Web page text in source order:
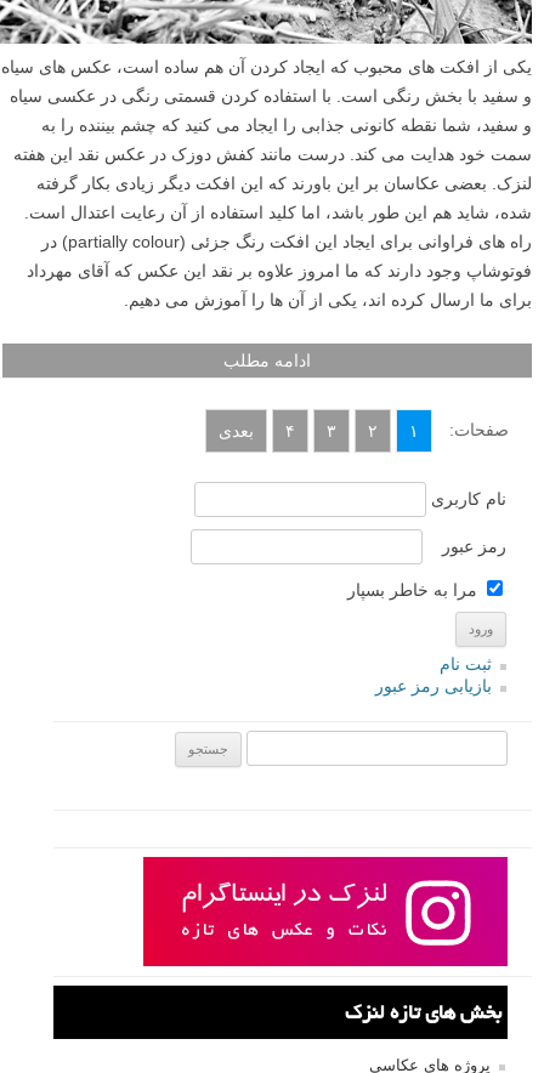
یکی از افکت های محبوب که ایجاد کردن آن هم ساده است، عکس های سیاه
و سفید با بخش رنگی است. با استفاده کردن قسمتی رنگی در عکسی سیاه
و سفید، شما نقطه کانونی جذابی را ایجاد می کنید که چشم بیننده را به
سمت خود هدایت می کند. درست مانند کفش دوزک در عکس نقد این هفته
لنزک. بعضی عکاسان بر این باورند که این افکت دیگر زیادی بکار گرفته
شده، شاید هم این طور باشد، اما کلید استفاده از آن رعایت اعتدال است.
راه های فراوانی برای ایجاد این افکت رنگ جزئی (partially colour) در
فوتوشاپ وجود دارند که ما امروز علاوه بر نقد این عکس که آقای مهرداد
برای ما ارسال کرده اند، یکی از آن ها را آموزش می دهیم.
ادامه مطلب
صفحات: ۱ ۲ ۳ ۴ بعدی
نام کاربری
رمز عبور
مرا به خاطر بسپار
ثبت نام
بازیابی رمز عبور
بخش های تازه لنزک
پروژه های عکاسی